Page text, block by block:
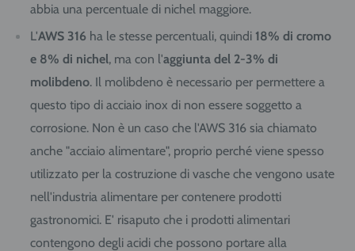
abbia una percentuale di nichel maggiore.
L'AWS 316 ha le stesse percentuali, quindi 18% di cromo
e 8% di nichel, ma con l'aggiunta del 2-3% di
molibdeno. Il molibdeno è necessario per permettere a
questo tipo di acciaio inox di non essere soggetto a
corrosione. Non è un caso che l'AWS 316 sia chiamato
anche "acciaio alimentare", proprio perché viene spesso
utilizzato per la costruzione di vasche che vengono usate
nell'industria alimentare per contenere prodotti
gastronomici. E' risaputo che i prodotti alimentari
contengono degli acidi che possono portare alla